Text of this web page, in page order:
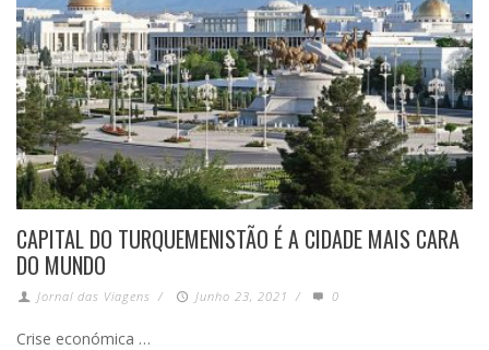
CAPITAL DO TURQUEMENISTÃO É A CIDADE MAIS CARA
DO MUNDO
Jornal das Viagens / Junho 23, 2021 / 0
Crise económica …